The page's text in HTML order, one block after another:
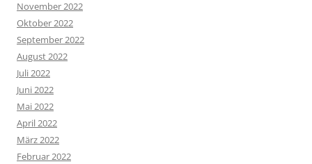
November 2022
Oktober 2022
September 2022
August 2022
Juli 2022
Juni 2022
Mai 2022
April 2022
März 2022
Februar 2022